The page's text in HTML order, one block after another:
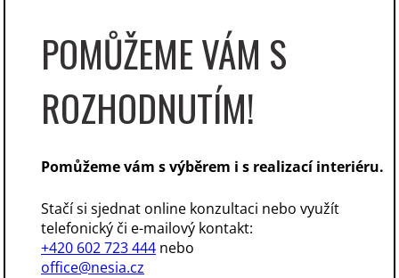
POMŮŽEME VÁM S
ROZHODNUTÍM!
Pomůžeme vám s výběrem i s realizací interiéru.
Stačí si sjednat online konzultaci nebo využít
telefonický či e-mailový kontakt:
+420 602 723 444 nebo
office@nesia.cz